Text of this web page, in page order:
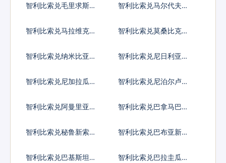
智利比索兑毛里求斯卢
智利比索兑马尔代夫拉
智利比索兑马拉维克瓦
智利比索兑莫桑比克梅
智利比索兑纳米比亚元
智利比索兑尼日利亚奈
智利比索兑尼加拉瓜科
智利比索兑尼泊尔卢比
智利比索兑阿曼里亚尔
智利比索兑巴拿马巴波
智利比索兑秘鲁新索尔
智利比索兑巴布亚新几
智利比索兑巴基斯坦卢
智利比索兑巴拉圭瓜拉